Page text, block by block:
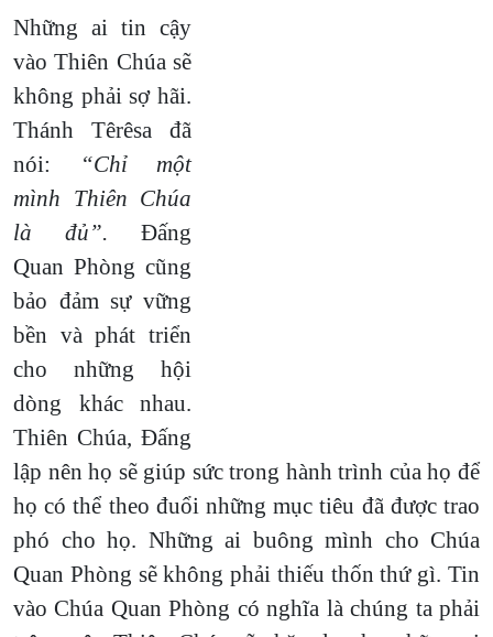
Những ai tin cậy
vào Thiên Chúa sẽ
không phải sợ hãi.
Thánh Têrêsa đã
nói:
“Chỉ một
mình Thiên Chúa
là đủ”. Đấng
Quan Phòng cũng
bảo đảm sự vững
bền và phát triển
cho những hội
dòng khác nhau.
Thiên Chúa, Đấng
lập nên họ sẽ giúp sức trong hành trình của họ để
họ có thể theo đuổi những mục tiêu đã được trao
phó cho họ. Những ai buông mình cho Chúa
Quan Phòng sẽ không phải thiếu thốn thứ gì. Tin
vào Chúa Quan Phòng có nghĩa là chúng ta phải